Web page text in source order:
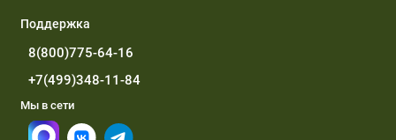
Поддержка
8(800)775-64-16
+7(499)348-11-84
Мы в сети